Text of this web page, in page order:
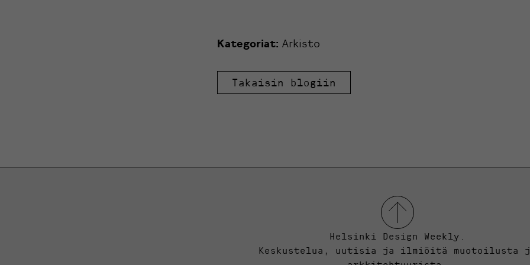
Kategoriat: Arkisto
Takaisin blogiin
Helsinki Design Weekly.
Keskustelua, uutisia ja ilmiöitä muotoilusta